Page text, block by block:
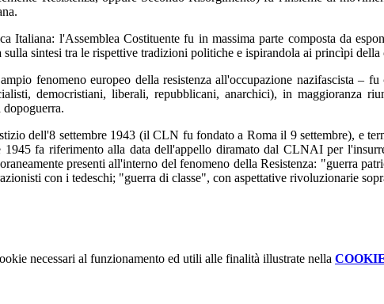
Italiana: l'Assemblea Costituente fu in massima parte composta da
sintesi tra le rispettive tradizioni politiche e ispirandola ai princìpi della
fenomeno europeo della resistenza all'occupazione nazifascista –
democristiani, liberali, repubblicani, anarchici), in
dell'8 settembre 1943 (il CLN fu fondato a Roma il 9 settembre), e
fa riferimento alla data dell'appello diramato dal CLNAI per
presenti all'interno del fenomeno della Resistenza: "guerra
con i tedeschi; "guerra di classe", con aspettative rivoluzionarie
necessari al funzionamento ed utili alle finalità illustrate nella